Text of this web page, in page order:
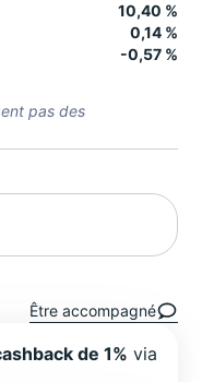
10,40 %
0,14 %
-0,57 %
pas des
Être accompagné
de 1% via